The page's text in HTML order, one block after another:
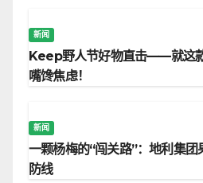
新闻
Keep野人节好物直击——就这
嘴馋焦虑！
新闻
一颗杨梅的“闯关路”：地利集
防线